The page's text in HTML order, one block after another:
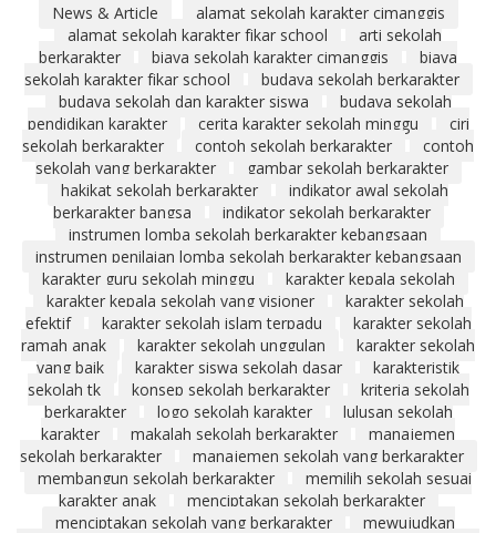
News & Article
alamat sekolah karakter cimanggis
alamat sekolah karakter fikar school
arti sekolah
berkarakter
biaya sekolah karakter cimanggis
biaya
sekolah karakter fikar school
budaya sekolah berkarakter
budaya sekolah dan karakter siswa
budaya sekolah
pendidikan karakter
cerita karakter sekolah minggu
ciri
sekolah berkarakter
contoh sekolah berkarakter
contoh
sekolah yang berkarakter
gambar sekolah berkarakter
hakikat sekolah berkarakter
indikator awal sekolah
berkarakter bangsa
indikator sekolah berkarakter
instrumen lomba sekolah berkarakter kebangsaan
instrumen penilaian lomba sekolah berkarakter kebangsaan
karakter guru sekolah minggu
karakter kepala sekolah
karakter kepala sekolah yang visioner
karakter sekolah
efektif
karakter sekolah islam terpadu
karakter sekolah
ramah anak
karakter sekolah unggulan
karakter sekolah
yang baik
karakter siswa sekolah dasar
karakteristik
sekolah tk
konsep sekolah berkarakter
kriteria sekolah
berkarakter
logo sekolah karakter
lulusan sekolah
karakter
makalah sekolah berkarakter
manajemen
sekolah berkarakter
manajemen sekolah yang berkarakter
membangun sekolah berkarakter
memilih sekolah sesuai
karakter anak
menciptakan sekolah berkarakter
menciptakan sekolah yang berkarakter
mewujudkan